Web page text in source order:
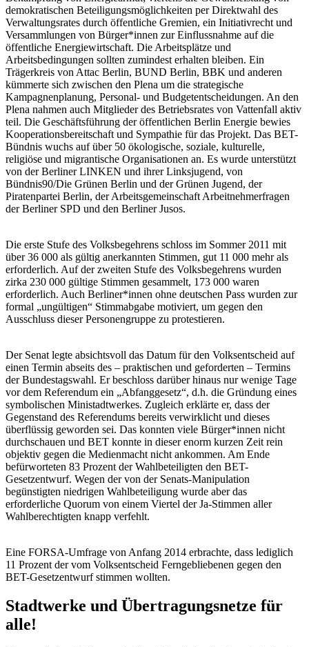
demokratischen Beteiligungsmöglichkeiten per Direktwahl des
Verwaltungsrates durch öffentliche Gremien, ein Initiativrecht und
Versammlungen von Bürger*innen zur Einflussnahme auf die
öffentliche Energiewirtschaft. Die Arbeitsplätze und
Arbeitsbedingungen sollten zumindest erhalten bleiben. Ein
Trägerkreis von Attac Berlin, BUND Berlin, BBK und anderen
kümmerte sich zwischen den Plena um die strategische
Kampagnenplanung, Personal- und Budgetentscheidungen. An den
Plena nahmen auch Mitglieder des Betriebsrates von Vattenfall aktiv
teil. Die Geschäftsführung der öffentlichen Berlin Energie bewies
Kooperationsbereitschaft und Sympathie für das Projekt. Das BET-
Bündnis wuchs auf über 50 ökologische, soziale, kulturelle,
religiöse und migrantische Organisationen an. Es wurde unterstützt
von der Berliner LINKEN und ihrer Linksjugend, von
Bündnis90/Die Grünen Berlin und der Grünen Jugend, der
Piratenpartei Berlin, der Arbeitsgemeinschaft Arbeitnehmerfragen
der Berliner SPD und den Berliner Jusos.
Die erste Stufe des Volksbegehrens schloss im Sommer 2011 mit
über 36 000 als gültig anerkannten Stimmen, gut 11 000 mehr als
erforderlich. Auf der zweiten Stufe des Volksbegehrens wurden
zirka 230 000 gültige Stimmen gesammelt, 173 000 waren
erforderlich. Auch Berliner*innen ohne deutschen Pass wurden zur
formal „ungültigen“ Stimmabgabe motiviert, um gegen den
Ausschluss dieser Personengruppe zu protestieren.
Der Senat legte absichtsvoll das Datum für den Volksentscheid auf
einen Termin abseits des – praktischen und geforderten – Termins
der Bundestagswahl. Er beschloss darüber hinaus nur wenige Tage
vor dem Referendum ein „Abfanggesetz“, d.h. die Gründung eines
symbolischen Ministadtwerkes. Zugleich erklärte er, dass der
Gegenstand des Referendums bereits verwirklicht und dieses
überflüssig geworden sei. Das konnten viele Bürger*innen nicht
durchschauen und BET konnte in dieser enorm kurzen Zeit rein
objektiv gegen die Medienmacht nicht ankommen. Am Ende
befürworteten 83 Prozent der Wahlbeteiligten den BET-
Gesetzentwurf. Wegen der von der Senats-Manipulation
begünstigten niedrigen Wahlbeteiligung wurde aber das
erforderliche Quorum von einem Viertel der Ja-Stimmen aller
Wahlberechtigten knapp verfehlt.
Eine FORSA-Umfrage von Anfang 2014 erbrachte, dass lediglich
11 Prozent der vom Volksentscheid Ferngebliebenen gegen den
BET-Gesetzentwurf stimmen wollten.
Stadtwerke und Übertragungsnetze für
alle!